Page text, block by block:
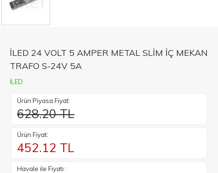
İLED 24 VOLT 5 AMPER METAL SLİM İÇ MEKAN
TRAFO S-24V 5A
İLED
Ürün Piyasa Fiyat:
628.20 TL
Ürün Fiyat:
452.12 TL
Havale ile Fiyatı :